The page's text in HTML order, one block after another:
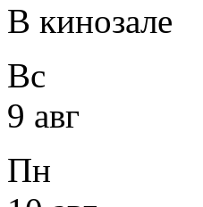
В кинозале
Вс
9 авг
Пн